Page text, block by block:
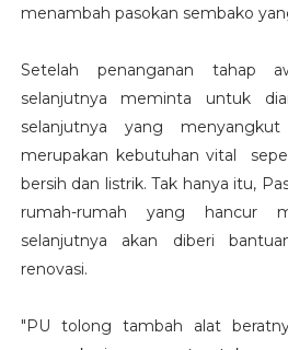
menambah pasokan sembako
Setelah penanganan tahap
selanjutnya meminta untuk
selanjutnya yang
merupakan kebutuhan vital
bersih dan listrik. Tak hanya itu,
rumah-rumah yang hancur
selanjutnya akan diberi
renovasi.
"PU tolong tambah alat